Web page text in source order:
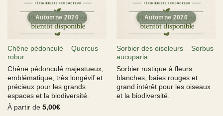
Chêne pédonculé – Quercus
robur
Chêne pédonculé majestueux,
emblématique, très longévif et
précieux pour les grands
espaces et la biodiversité.
À partir de 5,00€
Sorbier des oiseleurs – Sorbus
aucuparia
Sorbier rustique à fleurs
blanches, baies rouges et
grand intérêt pour les oiseaux
et la biodiversité.